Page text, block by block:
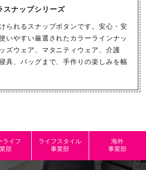
ナップシリーズ
られるスナップボタンです。安心・安
いやすい厳選されたカラーラインナッ
ズウェア、マタニティウェア、介護
具、バッグまで、手作りの楽しみを幅
ライフ
部
ライフスタイル
事業部
海外
事業部